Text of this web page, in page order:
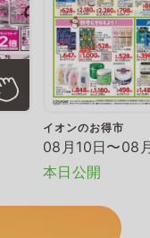
イオンのお得市
08月10日〜08
本日公開